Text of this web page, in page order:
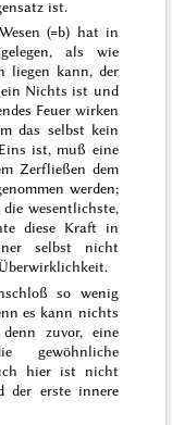
ist.
(=b) hat in
als wie
liegen kann, der
Nichts ist und
Feuer wirken
das selbst kein
ist, muß eine
Zerfließen dem
werden;
wesentlichste,
diese Kraft in
selbst nicht
so wenig
es kann nichts
zuvor, eine
hier ist nicht
der erste innere